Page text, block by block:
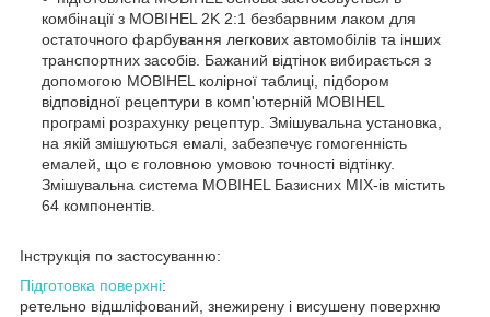
комбінації з MOBIHEL 2K 2:1 безбарвним лаком для
остаточного фарбування легкових автомобілів та інших
транспортних засобів. Бажаний відтінок вибирається з
допомогою MOBIHEL колірної таблиці, підбором
відповідної рецептури в комп'ютерній MOBIHEL
програмі розрахунку рецептур. Змішувальна установка,
на якій змішуються емалі, забезпечує гомогенність
емалей, що є головною умовою точності відтінку.
Змішувальна система MOBIHEL Базисних MIX-ів містить
64 компонентів.
Інструкція по застосуванню:
Підготовка поверхні:
ретельно відшліфований, знежирену і висушену поверхню